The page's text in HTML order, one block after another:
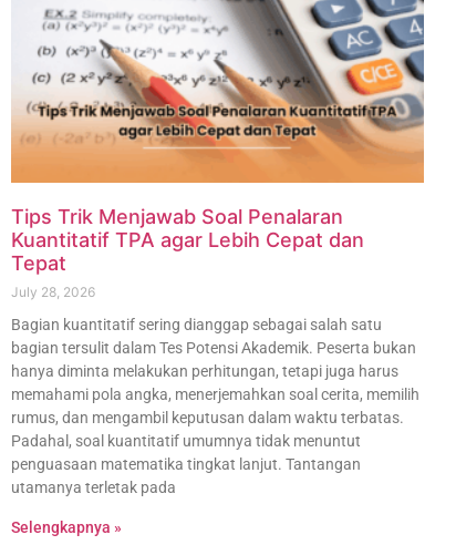
Tips Trik Menjawab Soal Penalaran
Kuantitatif TPA agar Lebih Cepat dan
Tepat
July 28, 2026
Bagian kuantitatif sering dianggap sebagai salah satu
bagian tersulit dalam Tes Potensi Akademik. Peserta bukan
hanya diminta melakukan perhitungan, tetapi juga harus
memahami pola angka, menerjemahkan soal cerita, memilih
rumus, dan mengambil keputusan dalam waktu terbatas.
Padahal, soal kuantitatif umumnya tidak menuntut
penguasaan matematika tingkat lanjut. Tantangan
utamanya terletak pada
Selengkapnya »